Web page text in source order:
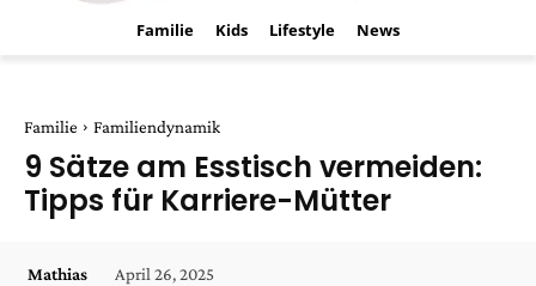
Familie Kids Lifestyle News
Familie Familiendynamik
9 Sätze am Esstisch vermeiden:
Tipps für Karriere-Mütter
Mathias April 26, 2025